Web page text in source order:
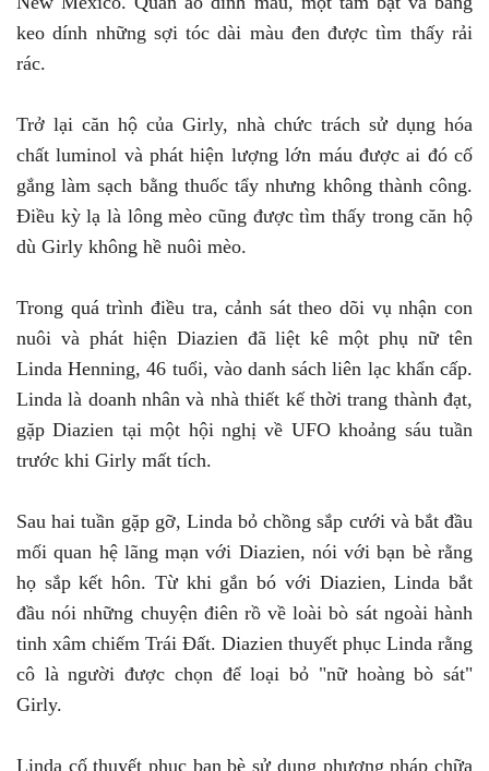
keo dính những sợi tóc dài màu đen được tìm thấy rải
rác.
Trở lại căn hộ của Girly, nhà chức trách sử dụng hóa
chất luminol và phát hiện lượng lớn máu được ai đó cố
gắng làm sạch bằng thuốc tẩy nhưng không thành công.
Điều kỳ lạ là lông mèo cũng được tìm thấy trong căn hộ
dù Girly không hề nuôi mèo.
Trong quá trình điều tra, cảnh sát theo dõi vụ nhận con
nuôi và phát hiện Diazien đã liệt kê một phụ nữ tên
Linda Henning, 46 tuổi, vào danh sách liên lạc khẩn cấp.
Linda là doanh nhân và nhà thiết kế thời trang thành đạt,
gặp Diazien tại một hội nghị về UFO khoảng sáu tuần
trước khi Girly mất tích.
Sau hai tuần gặp gỡ, Linda bỏ chồng sắp cưới và bắt đầu
mối quan hệ lãng mạn với Diazien, nói với bạn bè rằng
họ sắp kết hôn. Từ khi gắn bó với Diazien, Linda bắt
đầu nói những chuyện điên rồ về loài bò sát ngoài hành
tinh xâm chiếm Trái Đất. Diazien thuyết phục Linda rằng
cô là người được chọn để loại bỏ "nữ hoàng bò sát"
Girly.
Linda cố thuyết phục bạn bè sử dụng phương pháp chữa